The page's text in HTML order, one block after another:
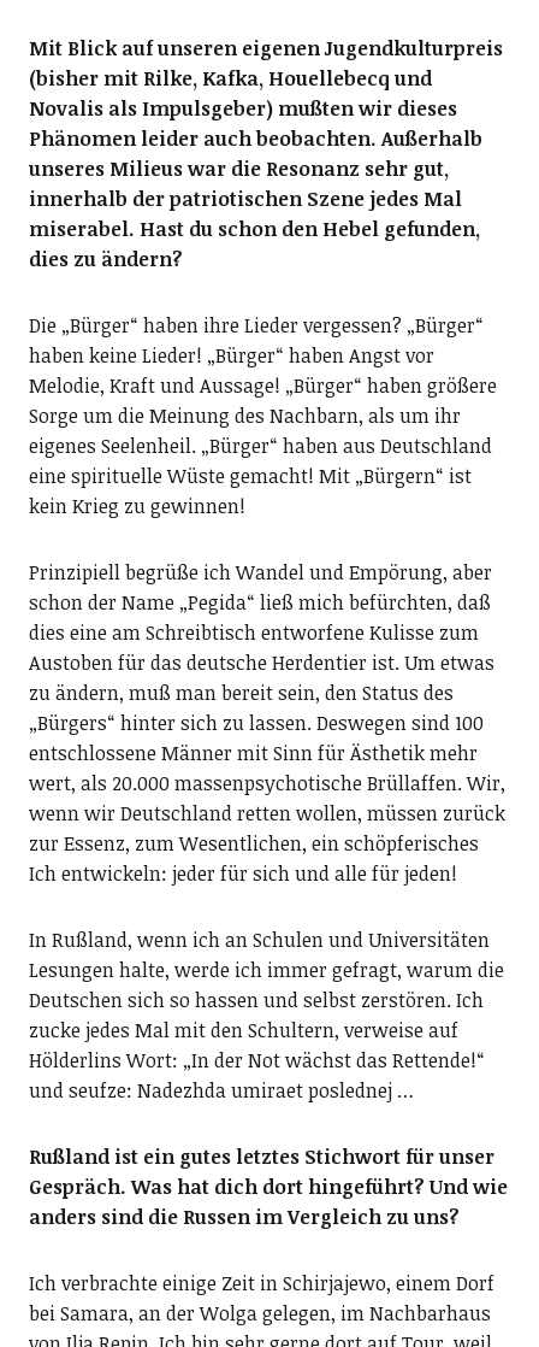
Mit Blick auf unseren eigenen Jugendkulturpreis
(bisher mit Rilke, Kafka, Houellebecq und
Novalis als Impulsgeber) mußten wir dieses
Phänomen leider auch beobachten. Außerhalb
unseres Milieus war die Resonanz sehr gut,
innerhalb der patriotischen Szene jedes Mal
miserabel. Hast du schon den Hebel gefunden,
dies zu ändern?
Die „Bürger“ haben ihre Lieder vergessen? „Bürger“
haben keine Lieder! „Bürger“ haben Angst vor
Melodie, Kraft und Aussage! „Bürger“ haben größere
Sorge um die Meinung des Nachbarn, als um ihr
eigenes Seelenheil. „Bürger“ haben aus Deutschland
eine spirituelle Wüste gemacht! Mit „Bürgern“ ist
kein Krieg zu gewinnen!
Prinzipiell begrüße ich Wandel und Empörung, aber
schon der Name „Pegida“ ließ mich befürchten, daß
dies eine am Schreibtisch entworfene Kulisse zum
Austoben für das deutsche Herdentier ist. Um etwas
zu ändern, muß man bereit sein, den Status des
„Bürgers“ hinter sich zu lassen. Deswegen sind 100
entschlossene Männer mit Sinn für Ästhetik mehr
wert, als 20.000 massenpsychotische Brüllaffen. Wir,
wenn wir Deutschland retten wollen, müssen zurück
zur Essenz, zum Wesentlichen, ein schöpferisches
Ich entwickeln: jeder für sich und alle für jeden!
In Rußland, wenn ich an Schulen und Universitäten
Lesungen halte, werde ich immer gefragt, warum die
Deutschen sich so hassen und selbst zerstören. Ich
zucke jedes Mal mit den Schultern, verweise auf
Hölderlins Wort: „In der Not wächst das Rettende!“
und seufze: Nadezhda umiraet poslednej …
Rußland ist ein gutes letztes Stichwort für unser
Gespräch. Was hat dich dort hingeführt? Und wie
anders sind die Russen im Vergleich zu uns?
Ich verbrachte einige Zeit in Schirjajewo, einem Dorf
bei Samara, an der Wolga gelegen, im Nachbarhaus